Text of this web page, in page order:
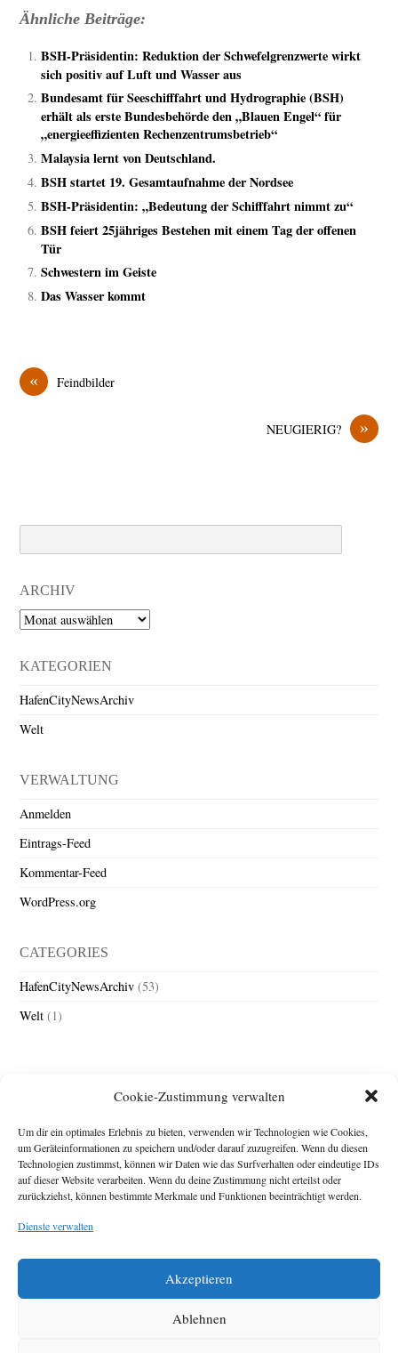
Cookie-Zustimmung verwalten
Um dir ein optimales Erlebnis zu bieten, verwenden wir Technologien wie Cookies,
um Geräteinformationen zu speichern und/oder darauf zuzugreifen. Wenn du diesen
Technologien zustimmst, können wir Daten wie das Surfverhalten oder eindeutige IDs
auf dieser Website verarbeiten. Wenn du deine Zustimmung nicht erteilst oder
zurückziehst, können bestimmte Merkmale und Funktionen beeinträchtigt werden.
Dienste verwalten
Akzeptieren
Ablehnen
Ähnliche Beiträge:
BSH-Präsidentin: Reduktion der Schwefelgrenzwerte wirkt
sich positiv auf Luft und Wasser aus
Bundesamt für Seeschifffahrt und Hydrographie (BSH)
erhält als erste Bundesbehörde den „Blauen Engel“ für
„energieeffizienten Rechenzentrumsbetrieb“
Malaysia lernt von Deutschland.
BSH startet 19. Gesamtaufnahme der Nordsee
BSH-Präsidentin: „Bedeutung der Schifffahrt nimmt zu“
BSH feiert 25jähriges Bestehen mit einem Tag der offenen
Tür
Schwestern im Geiste
Das Wasser kommt
« Feindbilder
»
NEUGIERIG?
ARCHIV
Archiv
KATEGORIEN
HafenCityNewsArchiv
Welt
VERWALTUNG
Anmelden
Eintrags-Feed
Kommentar-Feed
WordPress.org
CATEGORIES
HafenCityNewsArchiv (53)
Welt (1)
Impressum
Michael Baden,
Diese Webseite stellt
zehn Jahre der